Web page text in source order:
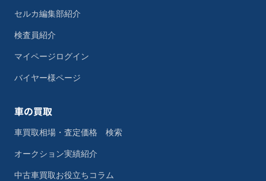
セルカ編集部紹介
検査員紹介
マイページログイン
バイヤー様ページ
車の買取
車買取相場・査定価格 検索
オークション実績紹介
中古車買取お役立ちコラム